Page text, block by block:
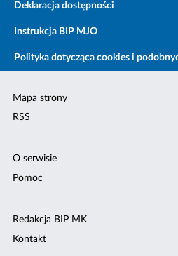
Deklaracja dostępności
Instrukcja BIP MJO
Polityka dotycząca cookies i
Mapa strony
RSS
O serwisie
Pomoc
Redakcja BIP MK
Kontakt